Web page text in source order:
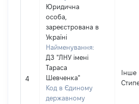
4
Юридична
особа,
зареєстрована в
Україні
Найменування:
ДЗ ''ЛНУ імені
Тараса
Шевченка''
Код в Єдиному
державному
Інше